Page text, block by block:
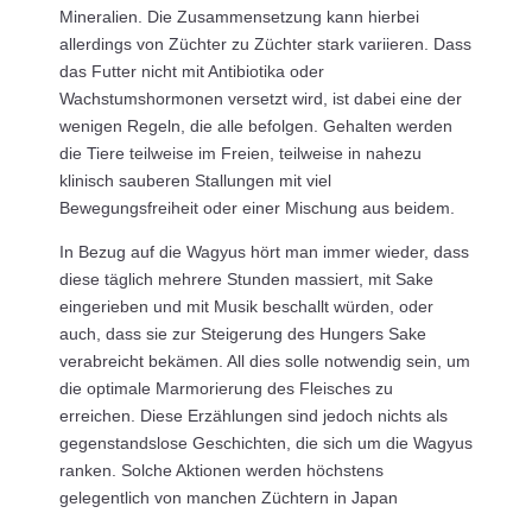
Mineralien. Die Zusammensetzung kann hierbei
allerdings von Züchter zu Züchter stark variieren. Dass
das Futter nicht mit Antibiotika oder
Wachstumshormonen versetzt wird, ist dabei eine der
wenigen Regeln, die alle befolgen. Gehalten werden
die Tiere teilweise im Freien, teilweise in nahezu
klinisch sauberen Stallungen mit viel
Bewegungsfreiheit oder einer Mischung aus beidem.
In Bezug auf die Wagyus hört man immer wieder, dass
diese täglich mehrere Stunden massiert, mit Sake
eingerieben und mit Musik beschallt würden, oder
auch, dass sie zur Steigerung des Hungers Sake
verabreicht bekämen. All dies solle notwendig sein, um
die optimale Marmorierung des Fleisches zu
erreichen. Diese Erzählungen sind jedoch nichts als
gegenstandslose Geschichten, die sich um die Wagyus
ranken. Solche Aktionen werden höchstens
gelegentlich von manchen Züchtern in Japan